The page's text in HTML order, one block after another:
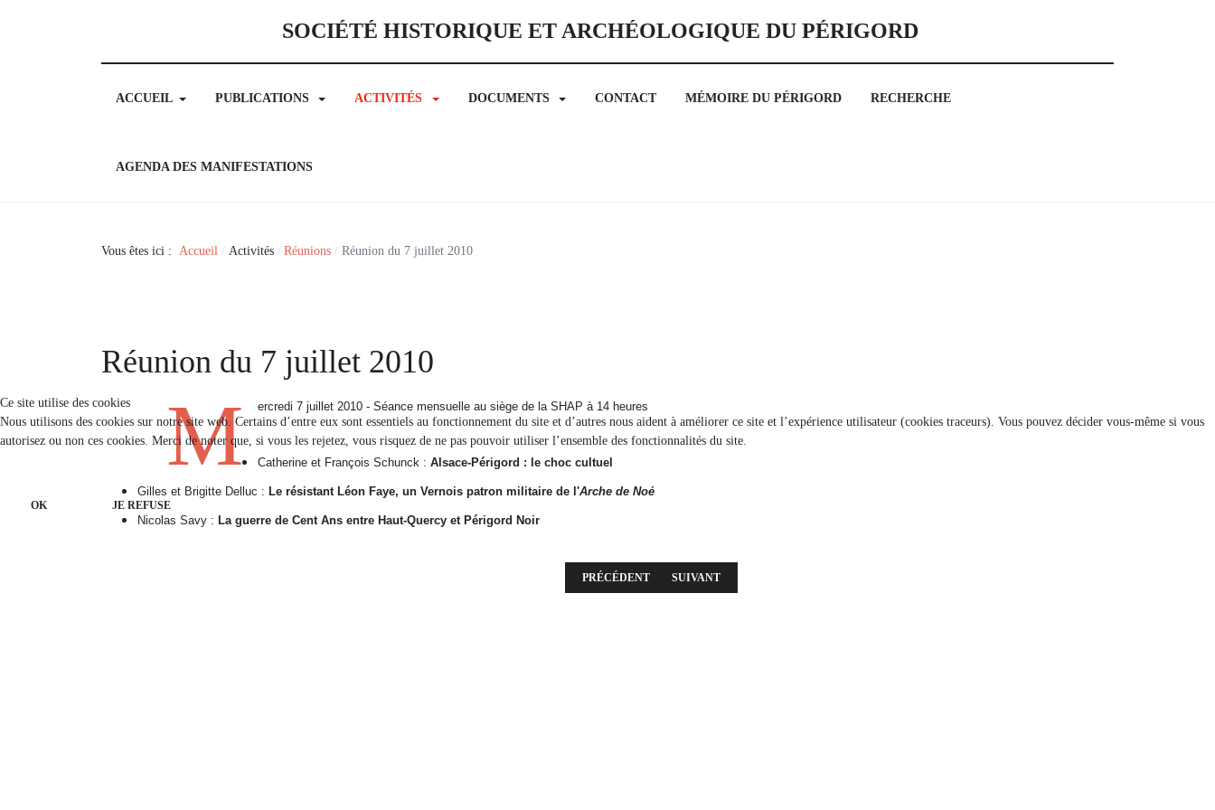
SOCIÉTÉ HISTORIQUE ET ARCHÉOLOGIQUE DU PÉRIGORD
ACCUEIL PUBLICATIONS ACTIVITÉS DOCUMENTS CONTACT MÉMOIRE DU PÉRIGORD RECHERCHE
AGENDA DES MANIFESTATIONS
Vous êtes ici : Accueil Activités Réunions Réunion du 7 juillet 2010
Réunion du 7 juillet 2010
M ercredi 7 juillet 2010 - Séance mensuelle au siège de la SHAP à 14 heures
Catherine et François Schunck : Alsace-Périgord : le choc cultuel
Gilles et Brigitte Delluc : Le résistant Léon Faye, un Vernois patron militaire de l'Arche de Noé
Nicolas Savy : La guerre de Cent Ans entre Haut-Quercy et Périgord Noir
ARTICLE PRÉCÉDENT : RÉUNION DU 4 AOÛT 2010
PRÉCÉDENT ARTICLE SUIVANT : RÉUNION DU 2 JUIN 2010
SUIVANT
Ce site utilise des cookies
Nous utilisons des cookies sur notre site web. Certains d’entre eux sont essentiels au fonctionnement du site et d’autres nous aident à améliorer ce site et l’expérience utilisateur (cookies traceurs). Vous pouvez décider vous-même si vous
autorisez ou non ces cookies. Merci de noter que, si vous les rejetez, vous risquez de ne pas pouvoir utiliser l’ensemble des fonctionnalités du site.
OK JE REFUSE